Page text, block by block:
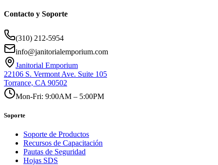
Contacto y Soporte
(310) 212-5954
info@janitorialemporium.com
Janitorial Emporium
22106 S. Vermont Ave. Suite 105
Torrance, CA 90502
Mon-Fri: 9:00AM – 5:00PM
Soporte
Soporte de Productos
Recursos de Capacitación
Pautas de Seguridad
Hojas SDS